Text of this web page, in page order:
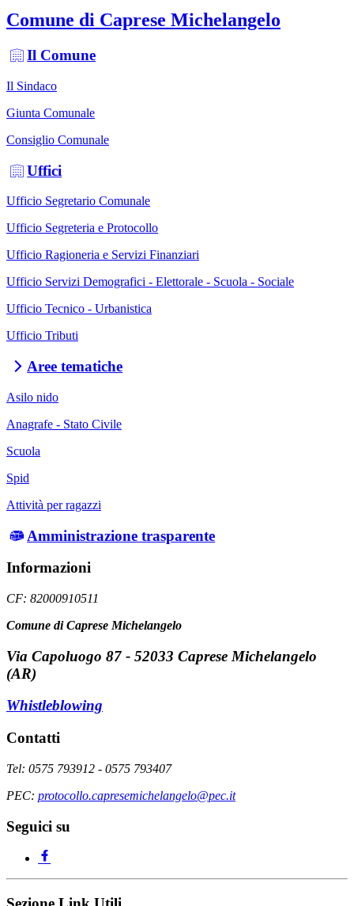
Comune di Caprese Michelangelo
Il Comune
Il Sindaco
Giunta Comunale
Consiglio Comunale
Uffici
Ufficio Segretario Comunale
Ufficio Segreteria e Protocollo
Ufficio Ragioneria e Servizi Finanziari
Ufficio Servizi Demografici - Elettorale - Scuola - Sociale
Ufficio Tecnico - Urbanistica
Ufficio Tributi
Aree tematiche
Asilo nido
Anagrafe - Stato Civile
Scuola
Spid
Attività per ragazzi
Amministrazione trasparente
Informazioni
CF: 82000910511
Comune di Caprese Michelangelo
Via Capoluogo 87 - 52033 Caprese Michelangelo
(AR)
Whistleblowing
Contatti
Tel: 0575 793912 - 0575 793407
PEC: protocollo.capresemichelangelo@pec.it
Seguici su